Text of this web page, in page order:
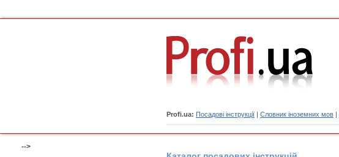
Profi.ua: Посадові інструкції | Словник іноземних мов |
-->